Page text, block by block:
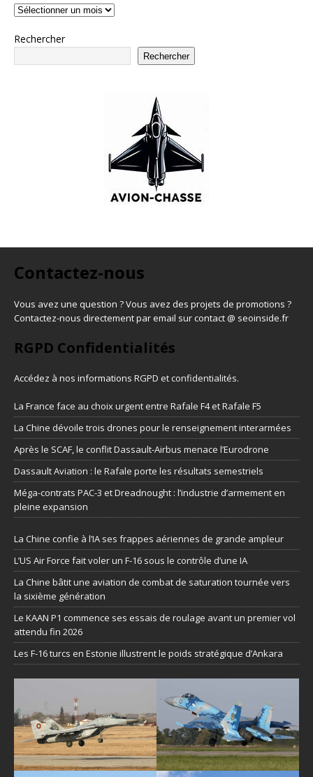
Rechercher
Rechercher
Contactez-nous
Vous avez une question ? Vous avez des projets de promotions ?
Contactez-nous directement par email sur contact @ seoinside.fr
RGPD Confidentialités
Accédez à nos informations RGPD et confidentialités.
La France face au choix urgent entre Rafale F4 et Rafale F5
La Chine dévoile trois drones pour le renseignement interarmées
Après le SCAF, le conflit Dassault-Airbus menace l’Eurodrone
Dassault Aviation : le Rafale porte les résultats semestriels
Méga-contrats PAC-3 et Dreadnought : l’industrie d’armement en
pleine expansion
La Chine confie à l’IA ses frappes aériennes de grande ampleur
L’US Air Force fait voler un F-16 sous le contrôle d’une IA
La Chine bâtit une aviation de combat de saturation tournée vers
la sixième génération
Le KAAN P1 commence ses essais de roulage avant un premier vol
attendu fin 2026
Les F-16 turcs en Estonie illustrent le poids stratégique d’Ankara